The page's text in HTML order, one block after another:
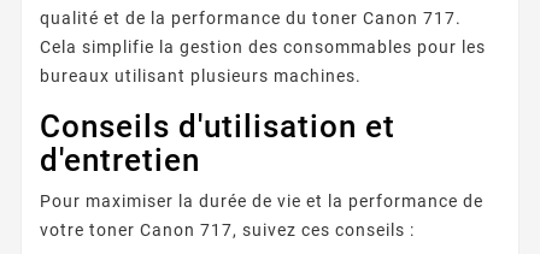
qualité et de la performance du toner Canon 717.
Cela simplifie la gestion des consommables pour les
bureaux utilisant plusieurs machines.
Conseils d'utilisation et
d'entretien
Pour maximiser la durée de vie et la performance de
votre toner Canon 717, suivez ces conseils :